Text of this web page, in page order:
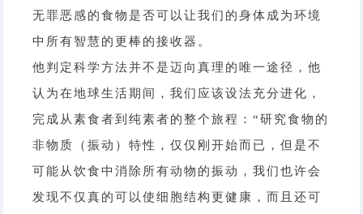
无罪恶感的食物是否可以让我们的身体成为环境
中所有智慧的更棒的接收器。
他判定科学方法并不是迈向真理的唯一途径，他
认为在地球生活期间，我们应该设法充分进化，
完成从素食者到纯素者的整个旅程：“研究食物的
非物质（振动）特性，仅仅刚开始而已，但是不
可能从饮食中消除所有动物的振动，我们也许会
发现不仅真的可以使细胞结构更健康，而且还可